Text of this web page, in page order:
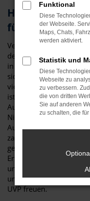
für Regensburg
Vergleichstest und
der Audi Q5 ein
in Regensburg ist das
sich sowohl durch seine
vielen Extras aus. Nicht
ist der Audi Q5 die
Autobahn erweist sich
Niedermayer verstehen
Audi Q5 und haben –
zahlreiche Modelle auf
geschickt. Als
Erfahrung von mehr als
und kompetent.
und durch attraktive
UVP freuen.
Funktional
Diese
der Webseite.
Maps, Chats,
werden aktiviert.
Statistik und
Diese
Webseite zu
zu verbessern.
die von dritten
Sie auf anderen
zu schalten, die